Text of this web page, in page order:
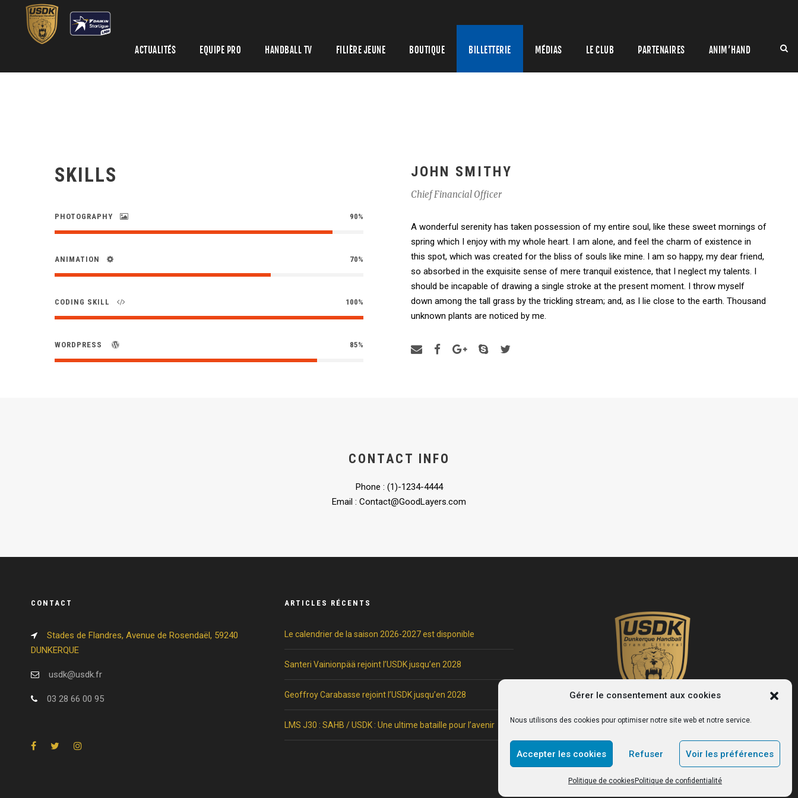
Gérer le consentement aux cookies
Nous utilisons des cookies pour optimiser notre site web et notre service.
Accepter les cookies Refuser Voir les préférences
Politique de cookies Politique de confidentialité
ACTUALITÉS EQUIPE PRO HANDBALL TV FILIÈRE JEUNE BOUTIQUE BILLETTERIE MÉDIAS LE CLUB PARTENAIRES ANIM’HAND
SKILLS
PHOTOGRAPHY 90%
ANIMATION 70%
CODING SKILL 100%
WORDPRESS 85%
JOHN SMITHY
Chief Financial Officer
A wonderful serenity has taken possession of my entire soul, like these sweet mornings of
spring which I enjoy with my whole heart. I am alone, and feel the charm of existence in
this spot, which was created for the bliss of souls like mine. I am so happy, my dear friend,
so absorbed in the exquisite sense of mere tranquil existence, that I neglect my talents. I
should be incapable of drawing a single stroke at the present moment. I throw myself
down among the tall grass by the trickling stream; and, as I lie close to the earth. Thousand
unknown plants are noticed by me.
CONTACT INFO
Phone : (1)-1234-4444
Email : Contact@GoodLayers.com
CONTACT
Stades de Flandres, Avenue de Rosendaël, 59240
DUNKERQUE
usdk@usdk.fr
03 28 66 00 95
ARTICLES RÉCENTS
Le calendrier de la saison 2026-2027 est disponible
Santeri Vainionpää rejoint l’USDK jusqu’en 2028
Geoffroy Carabasse rejoint l’USDK jusqu’en 2028
LMS J30 : SAHB / USDK : Une ultime bataille pour l’avenir
Le site officiel du club de handball de Dunkerque.